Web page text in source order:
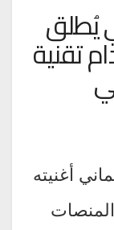
يُطلق
تقنية
أغنيته